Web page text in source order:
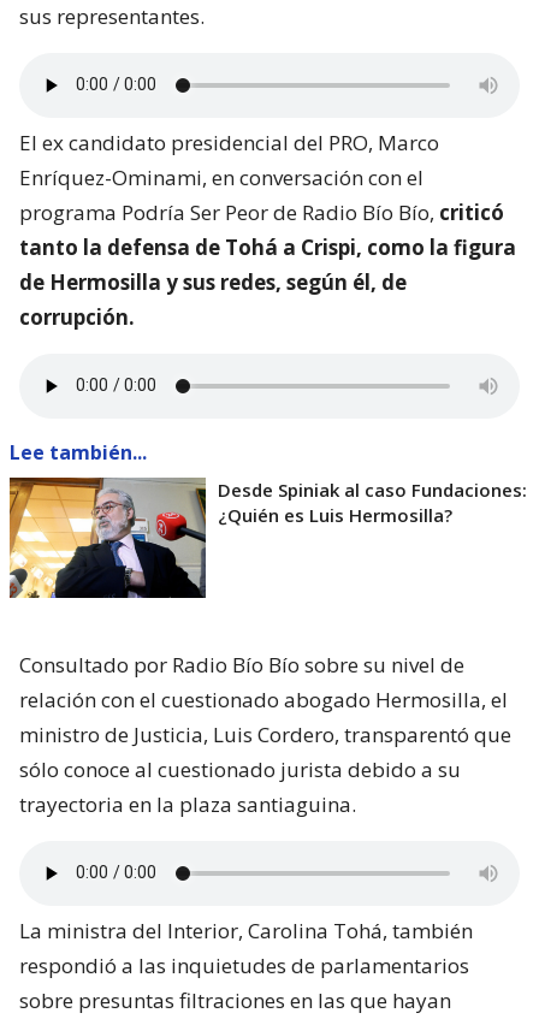
sus representantes.
El ex candidato presidencial del PRO, Marco
Enríquez-Ominami, en conversación con el
programa Podría Ser Peor de Radio Bío Bío, criticó
tanto la defensa de Tohá a Crispi, como la figura
de Hermosilla y sus redes, según él, de
corrupción.
Lee también...
Desde Spiniak al caso Fundaciones:
¿Quién es Luis Hermosilla?
Consultado por Radio Bío Bío sobre su nivel de
relación con el cuestionado abogado Hermosilla, el
ministro de Justicia, Luis Cordero, transparentó que
sólo conoce al cuestionado jurista debido a su
trayectoria en la plaza santiaguina.
La ministra del Interior, Carolina Tohá, también
respondió a las inquietudes de parlamentarios
sobre presuntas filtraciones en las que hayan